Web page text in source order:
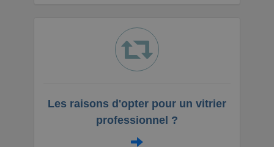
Les raisons d'opter pour un vitrier
professionnel ?